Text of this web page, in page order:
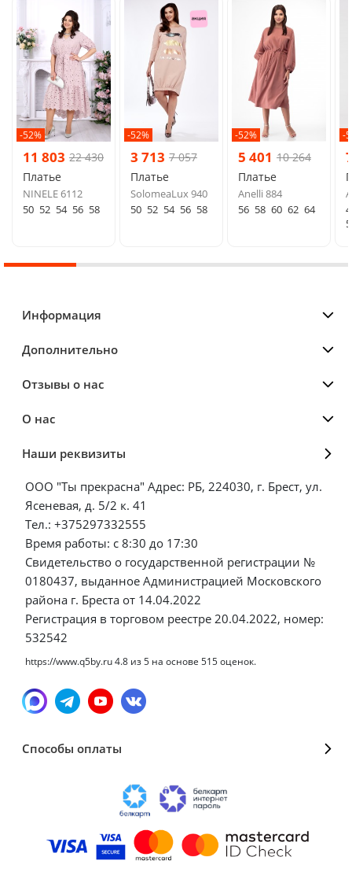
-52%
11 803 22 430
Платье
NINELE 6112
50 52 54 56 58
-52%
3 713 7 057
Платье
SolomeaLux 940
50 52 54 56 58
-52%
5 401 10 264
Платье
Anelli 884
56 58 60 62 64
-
Информация
Дополнительно
Отзывы о нас
О нас
Наши реквизиты
ООО "Ты прекрасна" Адрес: РБ, 224030, г. Брест, ул.
Ясеневая, д. 5/2 к. 41
Тел.: +375297332555
Время работы: с 8:30 до 17:30
Свидетельство о государственной регистрации №
0180437, выданное Администрацией Московского
района г. Бреста от 14.04.2022
Регистрация в торговом реестре 20.04.2022, номер:
532542
https://www.q5by.ru4.8 из5 на основе 515оценок.
Способы оплаты